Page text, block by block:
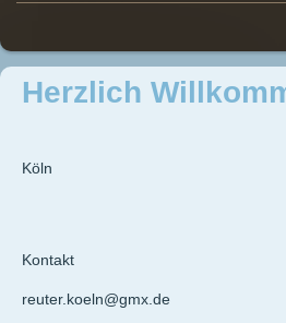
Herzlich
Köln
Kontakt
reuter.koeln@gmx.de